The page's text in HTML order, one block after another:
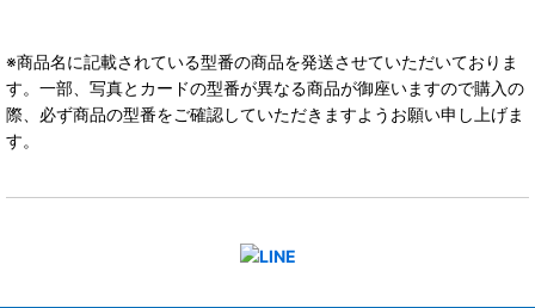
※商品名に記載されている型番の商品を発送させていただいておりま
す。一部、写真とカードの型番が異なる商品が御座いますので購入の
際、必ず商品の型番をご確認していただきますようお願い申し上げま
す。